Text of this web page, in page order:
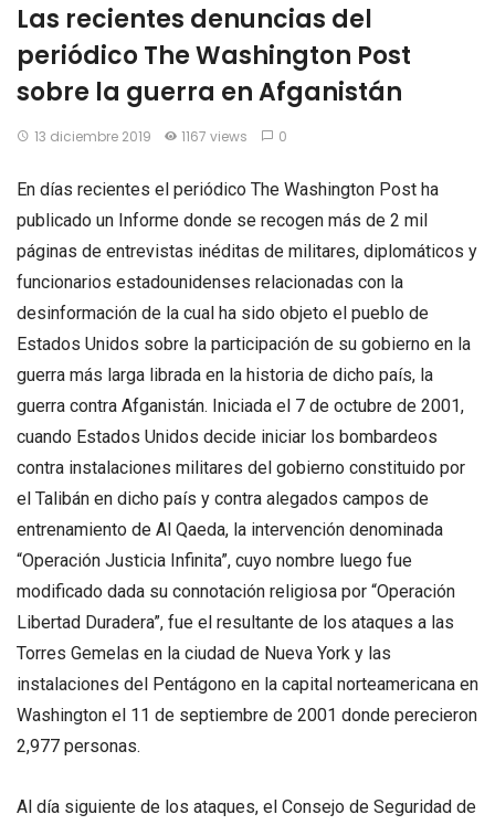
Las recientes denuncias del
periódico The Washington Post
sobre la guerra en Afganistán
13 diciembre 2019 1167 views 0
En días recientes el periódico The Washington Post ha
publicado un Informe donde se recogen más de 2 mil
páginas de entrevistas inéditas de militares, diplomáticos y
funcionarios estadounidenses relacionadas con la
desinformación de la cual ha sido objeto el pueblo de
Estados Unidos sobre la participación de su gobierno en la
guerra más larga librada en la historia de dicho país, la
guerra contra Afganistán. Iniciada el 7 de octubre de 2001,
cuando Estados Unidos decide iniciar los bombardeos
contra instalaciones militares del gobierno constituido por
el Talibán en dicho país y contra alegados campos de
entrenamiento de Al Qaeda, la intervención denominada
“Operación Justicia Infinita”, cuyo nombre luego fue
modificado dada su connotación religiosa por “Operación
Libertad Duradera”, fue el resultante de los ataques a las
Torres Gemelas en la ciudad de Nueva York y las
instalaciones del Pentágono en la capital norteamericana en
Washington el 11 de septiembre de 2001 donde perecieron
2,977 personas.
Al día siguiente de los ataques, el Consejo de Seguridad de